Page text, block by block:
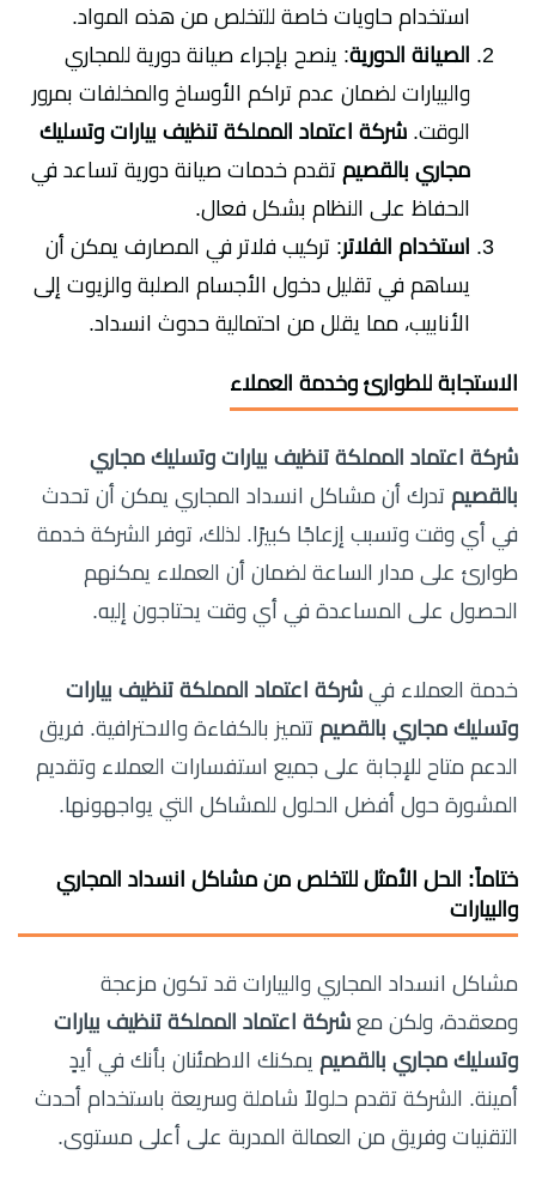
استخدام حاويات خاصة للتخلص من هذه المواد.
الصيانة الدورية: ينصح بإجراء صيانة دورية للمجاري
والبيارات لضمان عدم تراكم الأوساخ والمخلفات بمرور
الوقت. شركة اعتماد المملكة تنظيف بيارات وتسليك
مجاري بالقصيم تقدم خدمات صيانة دورية تساعد في
الحفاظ على النظام بشكل فعال.
استخدام الفلاتر: تركيب فلاتر في المصارف يمكن أن
يساهم في تقليل دخول الأجسام الصلبة والزيوت إلى
الأنابيب، مما يقلل من احتمالية حدوث انسداد.
الاستجابة للطوارئ وخدمة العملاء
شركة اعتماد المملكة تنظيف بيارات وتسليك مجاري
بالقصيم تدرك أن مشاكل انسداد المجاري يمكن أن تحدث
في أي وقت وتسبب إزعاجًا كبيرًا. لذلك، توفر الشركة خدمة
طوارئ على مدار الساعة لضمان أن العملاء يمكنهم
الحصول على المساعدة في أي وقت يحتاجون إليه.
خدمة العملاء في شركة اعتماد المملكة تنظيف بيارات
وتسليك مجاري بالقصيم تتميز بالكفاءة والاحترافية. فريق
الدعم متاح للإجابة على جميع استفسارات العملاء وتقديم
المشورة حول أفضل الحلول للمشاكل التي يواجهونها.
ختاماً: الحل الأمثل للتخلص من مشاكل انسداد المجاري
والبيارات
مشاكل انسداد المجاري والبيارات قد تكون مزعجة
ومعقدة، ولكن مع شركة اعتماد المملكة تنظيف بيارات
وتسليك مجاري بالقصيم يمكنك الاطمئنان بأنك في أيدٍ
أمينة. الشركة تقدم حلولاً شاملة وسريعة باستخدام أحدث
التقنيات وفريق من العمالة المدربة على أعلى مستوى.